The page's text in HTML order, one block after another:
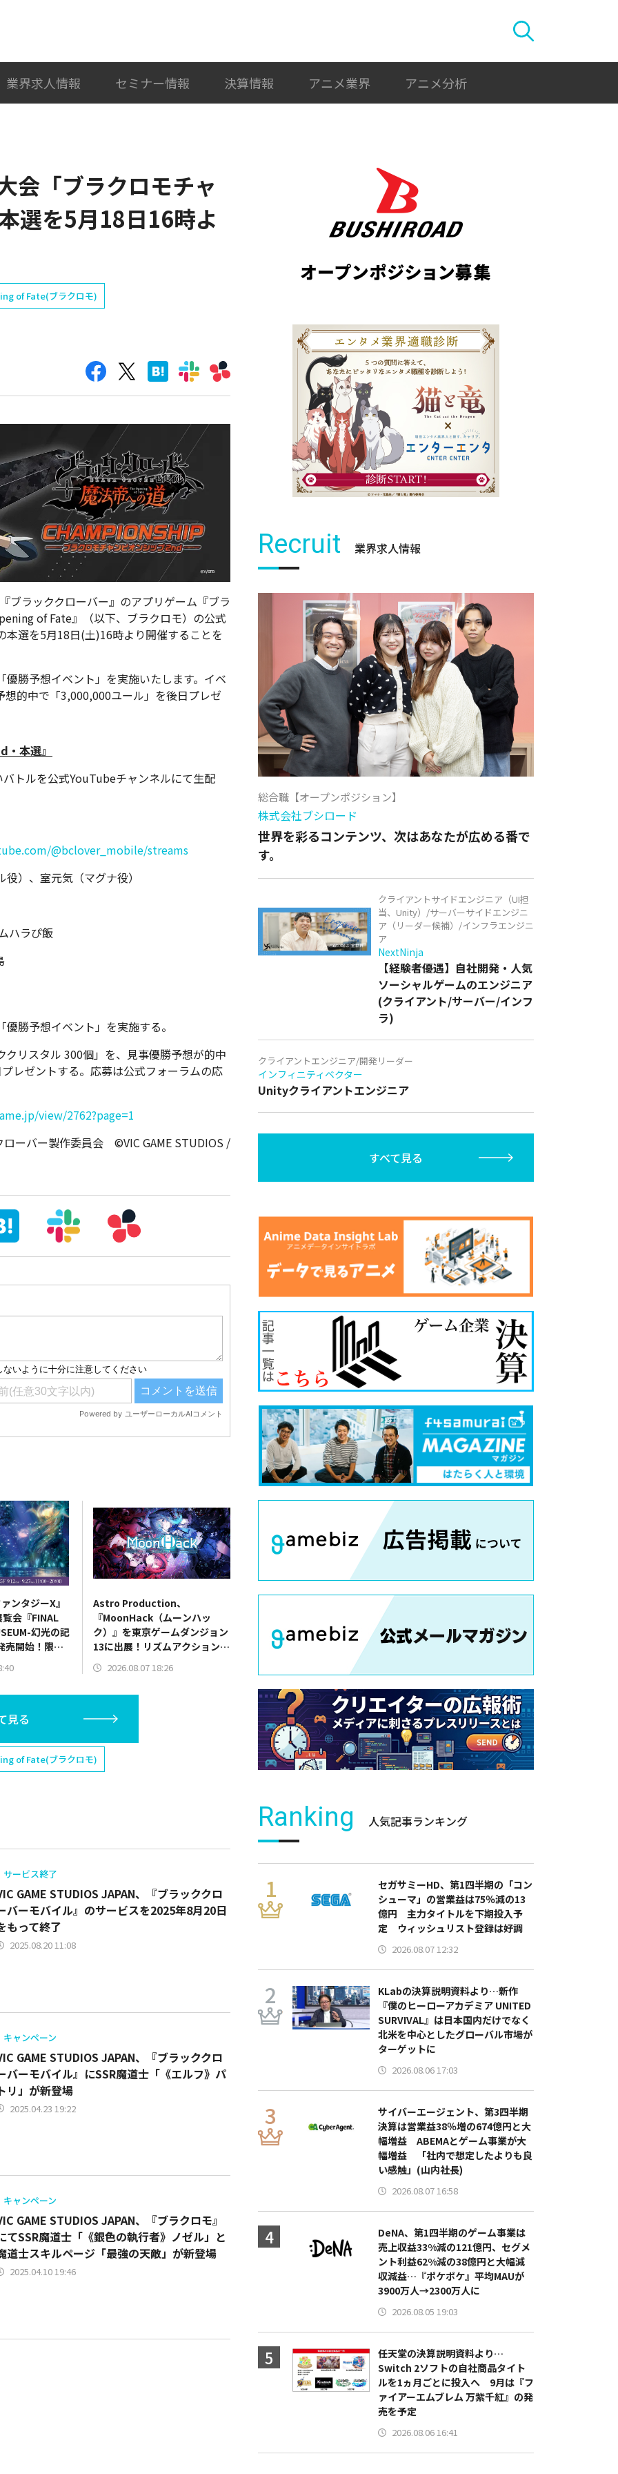
業界求人情報 セミナー情報 決算情報 アニメ業界 アニメ分析
会「ブラクロモチャ
選を5月18日16時よ
of Fate(ブラクロモ)
ブラッククローバー』のアプリゲーム『ブラ
of Fate』（以下、ブラクロモ）の公式
選を5月18日(土)16時より開催することを
勝予想イベント」を実施いたします。イベ
的中で「3,000,000ユール」を後日プレゼ
本選』
トルを公式YouTubeチャンネルにて生配
@bclover_mobile/streams
）、室元気（マグナ役）
ハラぴ飯
勝予想イベント」を実施する。
リスタル 300個」を、見事優勝予想が的中
レゼントする。応募は公式フォーラムの応
view/2762?page=1
ーバー製作委員会 ©VIC GAME STUDIOS /
ンタジーX』
会『FINAL
幻光の記
売開始！限定
Astro Production、
『MoonHack（ムーンハッ
ク）』を東京ゲームダンジョン
13に出展！リズムアクションパ
ートを実際にプレイ可能
2026.08.07 18:26
見る
of Fate(ブラクロモ)
サービス終了
GAME STUDIOS JAPAN、『ブラッククロ
バーモバイル』のサービスを2025年8月20日
もって終了
2025.08.20 11:08
キャンペーン
GAME STUDIOS JAPAN、『ブラッククロ
バーモバイル』にSSR魔道士「《エルフ》パ
リ」が新登場
2025.04.23 19:22
キャンペーン
GAME STUDIOS JAPAN、『ブラクロモ』
てSSR魔道士「《銀色の執行者》ノゼル」と
道士スキルページ「最強の天敵」が新登場
2025.04.10 19:46
Recruit 業界求人情報
総合職【オープンポジション】
株式会社ブシロード
世界を彩るコンテンツ、次はあなたが広める番で
す。
クライアントサイドエンジニア（UI担
当、Unity）/サーバーサイドエンジニ
ア（リーダー候補）/インフラエンジニ
ア
NextNinja
【経験者優遇】自社開発・人気
ソーシャルゲームのエンジニア
(クライアント/サーバー/インフ
ラ)
クライアントエンジニア/開発リーダー
インフィニティベクター
Unityクライアントエンジニア
すべて見る
Ranking 人気記事ランキング
セガサミーHD、第1四半期の「コン
シューマ」の営業益は75％減の13
億円 主力タイトルを下期投入予
定 ウィッシュリスト登録は好調
2026.08.07 12:32
KLabの決算説明資料より…新作
『僕のヒーローアカデミア UNITED
SURVIVAL』は日本国内だけでなく
北米を中心としたグローバル市場が
ターゲットに
2026.08.06 17:03
サイバーエージェント、第3四半期
決算は営業益38％増の674億円と大
幅増益 ABEMAとゲーム事業が大
幅増益 「社内で想定したよりも良
い感触」(山内社長)
2026.08.07 16:58
DeNA、第1四半期のゲーム事業は
売上収益33%減の121億円、セグメ
ント利益62%減の38億円と大幅減
収減益…『ポケポケ』平均MAUが
3900万人→2300万人に
2026.08.05 19:03
任天堂の決算説明資料より…
Switch 2ソフトの自社商品タイト
ルを1ヵ月ごとに投入へ 9月は『フ
ァイアーエムブレム 万紫千紅』の発
売を予定
2026.08.06 16:41